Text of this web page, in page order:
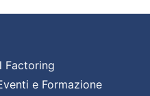
Factoring
e Formazione